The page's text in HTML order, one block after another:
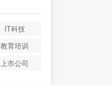
IT科技
教育培训
上市公司